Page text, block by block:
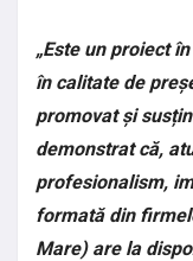
„Este un proiect
în calitate de
promovat și
demonstrat că,
profesionalism,
formată din
Mare) are la